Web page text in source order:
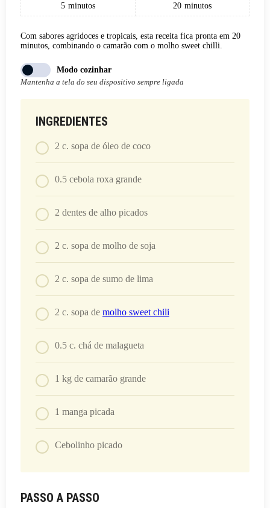
5 minutos
20 minutos
Com sabores agridoces e tropicais, esta receita fica pronta em 20
minutos, combinando o camarão com o molho sweet chilli.
Modo cozinhar
Mantenha a tela do seu dispositivo sempre ligada
INGREDIENTES
2 c. sopa de óleo de coco
0.5 cebola roxa grande
2 dentes de alho picados
2 c. sopa de molho de soja
2 c. sopa de sumo de lima
2 c. sopa de molho sweet chili
0.5 c. chá de malagueta
1 kg de camarão grande
1 manga picada
Cebolinho picado
PASSO A PASSO